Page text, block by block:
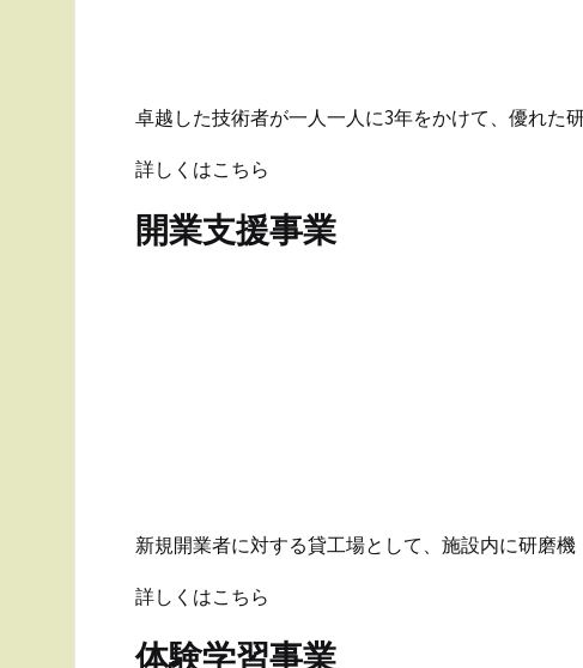
卓越した技術者が一人一人に3年をかけて、優れた
詳しくはこちら
開業支援事業
新規開業者に対する貸工場として、施設内に研磨
詳しくはこちら
体験学習事業